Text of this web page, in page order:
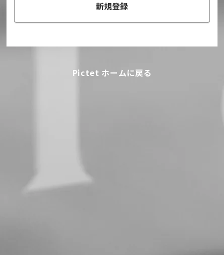
新規登録
Pictet ホームに戻る